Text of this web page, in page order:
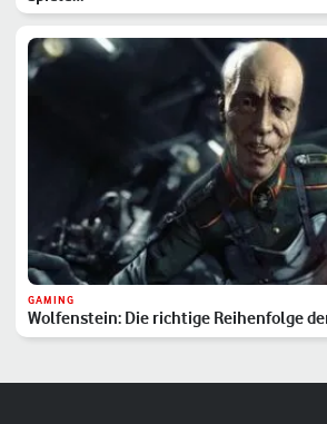
GAMING
Wolfenstein: Die richtige Reihenfolge